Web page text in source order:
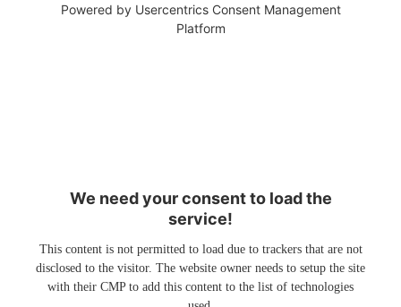
Powered by Usercentrics Consent Management
Platform
We need your consent to load the
service!
This content is not permitted to load due to trackers that are not
disclosed to the visitor. The website owner needs to setup the site
with their CMP to add this content to the list of technologies